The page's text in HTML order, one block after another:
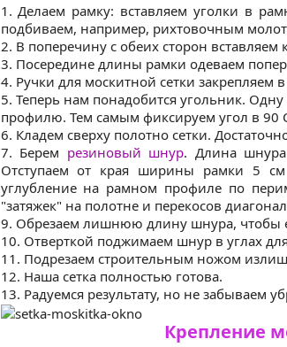
1. Делаем рамку: вставляем уголки в
подбиваем, например, рихтовочным
2. В поперечину с обеих сторон вставляем
3. Посередине длины рамки одеваем
4. Ручки для москитной сетки
5. Теперь нам понадобится угольник.
профилю. Тем самым фиксируем угол в 90
6. Кладем сверху полотно сетки.
7. Берем резиновый шнур. Длина
Отступаем от края ширины рамки 5
углубление на рамном профиле по
"затяжек" на полотне и перекосов
9. Обрезаем лишнюю длину шнура, чтобы
10. Отверткой поджимаем шнур в углах
11. Подрезаем строительным ножом
12. Наша сетка полностью готова.
13. Радуемся результату, но не забываем
Крепление